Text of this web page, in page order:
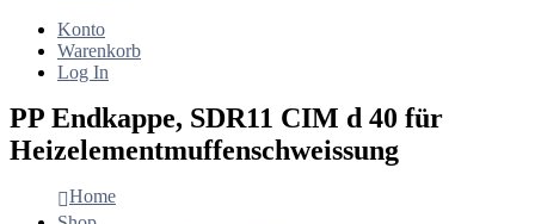
Konto
Warenkorb
Log In
PP Endkappe, SDR11 CIM d 40 für
Heizelementmuffenschweissung
Home